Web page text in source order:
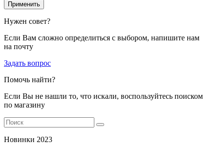
Применить
Нужен совет?
Если Вам сложно определиться с выбором, напишите нам
на почту
Задать вопрос
Помочь найти?
Если Вы не нашли то, что искали, воспользуйтесь поиском
по магазину
Новинки 2023